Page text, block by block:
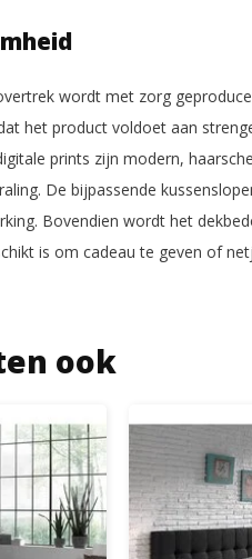
wordt met zorg
het product voldoet aan
prints zijn modern,
De bijpassende
Bovendien wordt het
is om cadeau te geven of
ook